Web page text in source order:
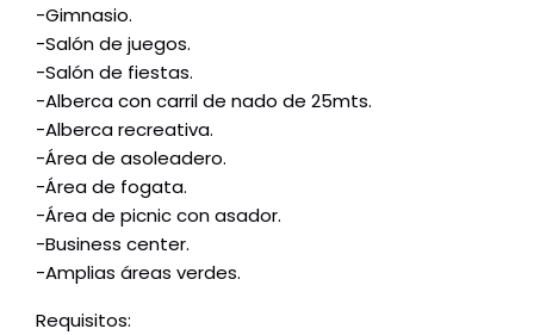
-Gimnasio.
-Salón de juegos.
-Salón de fiestas.
-Alberca con carril de nado de 25mts.
-Alberca recreativa.
-Área de asoleadero.
-Área de fogata.
-Área de picnic con asador.
-Business center.
-Amplias áreas verdes.
Requisitos: